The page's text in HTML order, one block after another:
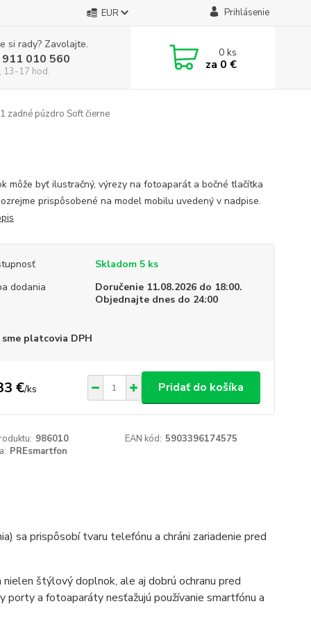
EUR Prihlásenie
si rady? Zavolajte.
010 560
13-17 hod.
0ks
za 0 €
zadné púzdro Soft čierne
môže byť ilustračný, výrezy na fotoaparát a bočné tlačítka
prispôsobené na model mobilu uvedený v nadpise.
Skladom 5 ks
dodania
Doručenie 11.08.2026 do 18:00.
Objednajte dnes do 24:00
sme platcovia DPH
€/ks Pridať do košíka
986010 EAN kód: 5903396174575
PREsmartfon
sa prispôsobí tvaru telefónu a chráni zariadenie pred
štýlový doplnok, ale aj dobrú ochranu pred
a fotoaparáty nesťažujú používanie smartfónu a